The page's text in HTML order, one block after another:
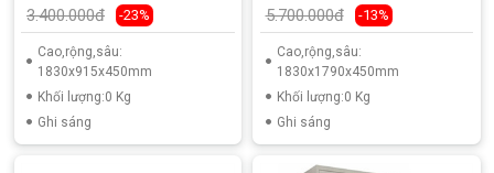
3.400.000đ -23%
Cao,rộng,sâu:
1830x915x450mm
Khối lượng:0 Kg
Ghi sáng
5.700.000đ -13%
Cao,rộng,sâu:
1830x1790x450mm
Khối lượng:0 Kg
Ghi sáng